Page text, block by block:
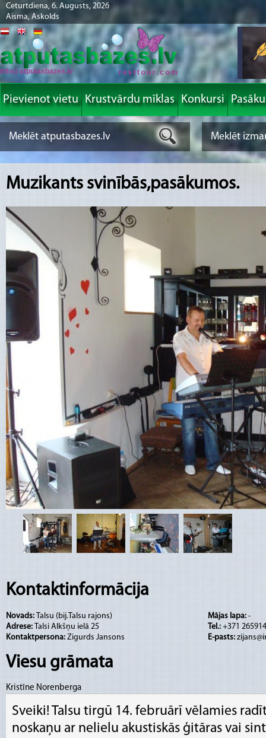
Ceturtdiena, 6. Augusts, 2026
Aisma, Askolds
info@atputasbazes.lv
Pievienot vietu Krustvārdu mīklas Konkursi
Muzikants svinībās,pasākumos.
Kontaktinformācija
Novads: Talsu (bij.Talsu rajons)
Adrese: Talsi Alkšņu ielā 25
Kontaktpersona: Zigurds Jansons
Mājas lapa: -
Tel.: +371
E-pasts:
Viesu grāmata
Kristīne Norenberga
Sveiki! Talsu tirgū 14. februārī vēlamies
noskaņu ar nelielu akustiskās ģitāras vai